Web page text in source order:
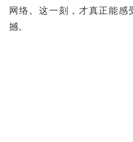
网络。这一刻，才真正能感
撼。